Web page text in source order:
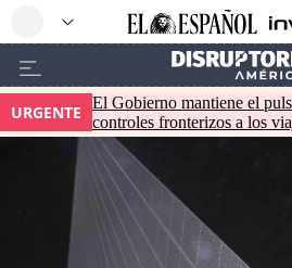
URGENTE
El Gobierno mantiene el
controles fronterizos a los